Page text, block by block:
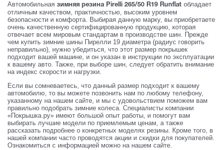
Автомобильная зимняя резина Pirelli 265/50 R19 Runflat обладает
отличным качеством, практичностью, высоким уровнем
безопасности и комфорта. Выбирая данную марку, вы приобретаете
очень качественную сертифицированную продукцию, которая
отвечает всем мировым стандартам в производстве шин. Прежде
чем купить зимние шины Пирелли 19 диаметра (радиус говорить
неправильно), нужно убедиться, что этот размер покрышек
подходит вашей машине, и он указан в инструкции по эксплуатации
к вашему авто. Также, при выборе шин, следует обратить внимание
на индекс скорости и нагрузки.
Если вы сомневаетесь, что данный размер подходит к вашему
автомобилю, то вы можете позвонить нам по любому телефону,
указанному на нашем сайте, и мы с удовольствием поможем вам
правильно подобрать зимние колеса. Специалисты компании
«Покрышка.ру» имеют большой опыт работы, и помогут вам
выбирать лучшие модели по приемлемым ценам, а также
рассказать подробнее о конкретных моделях резины. Кроме того, в
нашей компании часто проводятся акции и скидки для покупателей.
Ознакомиться с информацией можно на нашем сайте.